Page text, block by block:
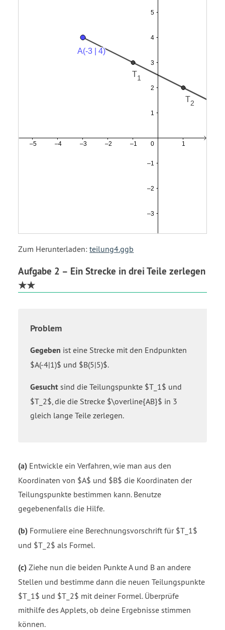
Zum Herunterladen: teilung4.ggb
Aufgabe 2 – Ein Strecke in drei Teile zerlegen
★★
Problem
Gegeben ist eine Strecke mit den Endpunkten
$A(-4|1)$ und $B(5|5)$.
Gesucht sind die Teilungspunkte $T_1$ und
$T_2$, die die Strecke $\overline{AB}$ in 3
gleich lange Teile zerlegen.
(a) Entwickle ein Verfahren, wie man aus den
Koordinaten von $A$ und $B$ die Koordinaten der
Teilungspunkte bestimmen kann. Benutze
gegebenenfalls die Hilfe.
(b) Formuliere eine Berechnungsvorschrift für $T_1$
und $T_2$ als Formel.
(c) Ziehe nun die beiden Punkte A und B an andere
Stellen und bestimme dann die neuen Teilungspunkte
$T_1$ und $T_2$ mit deiner Formel. Überprüfe
mithilfe des Applets, ob deine Ergebnisse stimmen
können.